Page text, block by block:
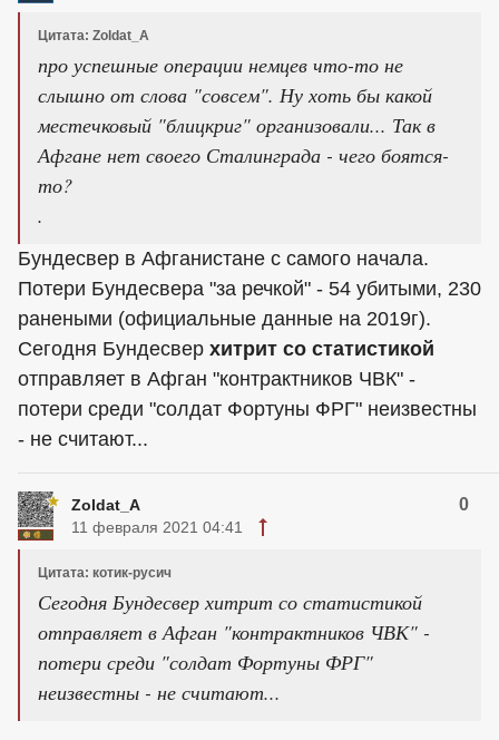
Цитата: Zoldat_A
про успешные операции немцев что-то не
слышно от слова "совсем". Ну хоть бы какой
местечковый "блицкриг" организовали... Так в
Афгане нет своего Сталинграда - чего боятся-
то?
.
Бундесвер в Афганистане с самого начала.
Потери Бундесвера "за речкой" - 54 убитыми, 230
ранеными (официальные данные на 2019г).
Сегодня Бундесвер хитрит со статистикой
отправляет в Афган "контрактников ЧВК" -
потери среди "солдат Фортуны ФРГ" неизвестны
- не считают...
Zoldat_A 0
11 февраля 2021 04:41
Цитата: котик-русич
Сегодня Бундесвер хитрит со статистикой
отправляет в Афган "контрактников ЧВК" -
потери среди "солдат Фортуны ФРГ"
неизвестны - не считают...